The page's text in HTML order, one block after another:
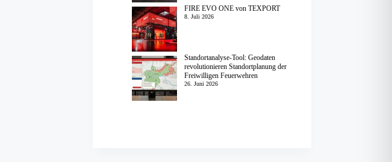
FIRE EVO ONE von TEXPORT
8. Juli 2026
Standortanalyse-Tool: Geodaten
revolutionieren Standortplanung der
Freiwilligen Feuerwehren
26. Juni 2026